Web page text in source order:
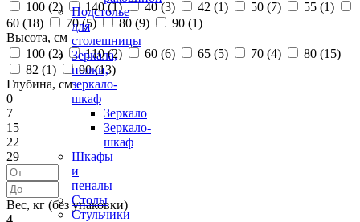
Подстолье
для
столешницы
Зеркала,
полки,
зеркало-
шкаф
Зеркало
Зеркало-
шкаф
Шкафы
и
пеналы
Столы
Стульчики
100 (2) 140 (1) 40 (3) 42 (1) 50 (7) 55 (1)
60 (18) 70 (5) 80 (9) 90 (1)
Высота, см
100 (2) 110 (2) 60 (6) 65 (5) 70 (4) 80 (15)
82 (1) 90 (13)
Глубина, см
0
7
15
22
29
Вес, кг (без упаковки)
4